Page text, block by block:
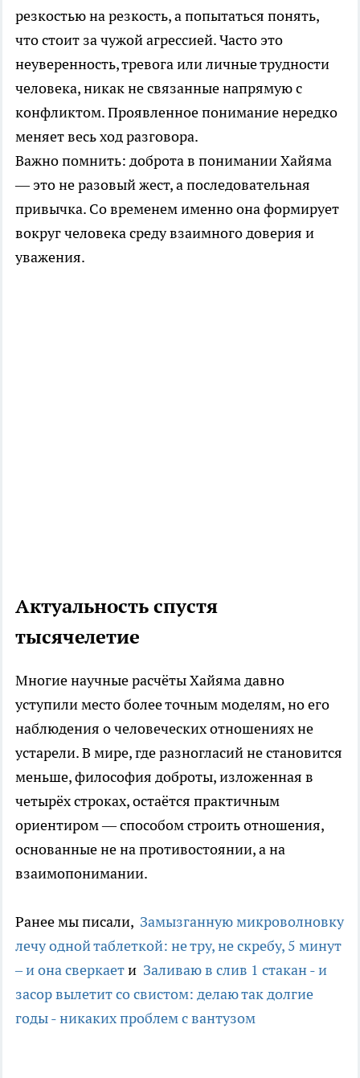
резкостью на резкость, а попытаться понять,
что стоит за чужой агрессией. Часто это
неуверенность, тревога или личные трудности
человека, никак не связанные напрямую с
конфликтом. Проявленное понимание нередко
меняет весь ход разговора.
Важно помнить: доброта в понимании Хайяма
— это не разовый жест, а последовательная
привычка. Со временем именно она формирует
вокруг человека среду взаимного доверия и
уважения.
Актуальность спустя
тысячелетие
Многие научные расчёты Хайяма давно
уступили место более точным моделям, но его
наблюдения о человеческих отношениях не
устарели. В мире, где разногласий не становится
меньше, философия доброты, изложенная в
четырёх строках, остаётся практичным
ориентиром — способом строить отношения,
основанные не на противостоянии, а на
взаимопонимании.
Ранее мы писали, Замызганную микроволновку
лечу одной таблеткой: не тру, не скребу, 5 минут
– и она сверкаети Заливаю в слив 1 стакан - и
засор вылетит со свистом: делаю так долгие
годы - никаких проблем с вантузом